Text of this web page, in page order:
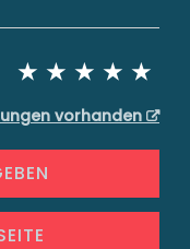
vorhanden